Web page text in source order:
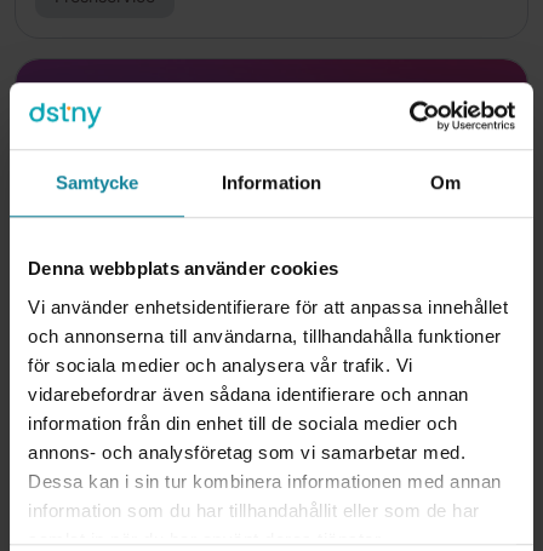
Samtycke Information Om
Denna webbplats använder cookies
Vi använder enhetsidentifierare för att anpassa innehållet
och annonserna till användarna, tillhandahålla funktioner
för sociala medier och analysera vår trafik. Vi
vidarebefordrar även sådana identifierare och annan
information från din enhet till de sociala medier och
annons- och analysföretag som vi samarbetar med.
Dessa kan i sin tur kombinera informationen med annan
information som du har tillhandahållit eller som de har
samlat in när du har använt deras tjänster.
Exact Online
Integrera Exact Online med Dstny-telefonväxeln för
click-to-call, kundinfo i realtid och automatisk
samtalsloggning i Exact Online.
Exact Online